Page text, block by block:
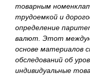
товарным
трудоемкой и
определение
валют. Этот
основе материалов
обследований об
индивидуальные